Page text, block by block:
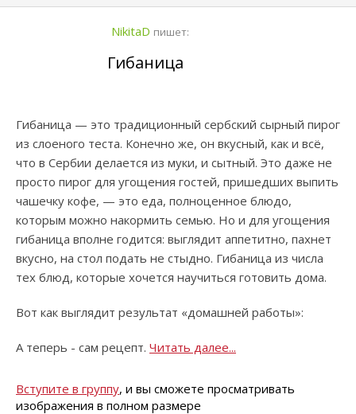
NikitaD пишет:
Гибаница
Гибаница — это традиционный сербский сырный пирог
из слоеного теста. Конечно же, он вкусный, как и всё,
что в Сербии делается из муки, и сытный. Это даже не
просто пирог для угощения гостей, пришедших выпить
чашечку кофе, — это еда, полноценное блюдо,
которым можно накормить семью. Но и для угощения
гибаница вполне годится: выглядит аппетитно, пахнет
вкусно, на стол подать не стыдно. Гибаница из числа
тех блюд, которые хочется научиться готовить дома.
Вот как выглядит результат «домашней работы»:
А теперь - сам рецепт. Читать далее...
Вступите в группу, и вы сможете просматривать
изображения в полном размере